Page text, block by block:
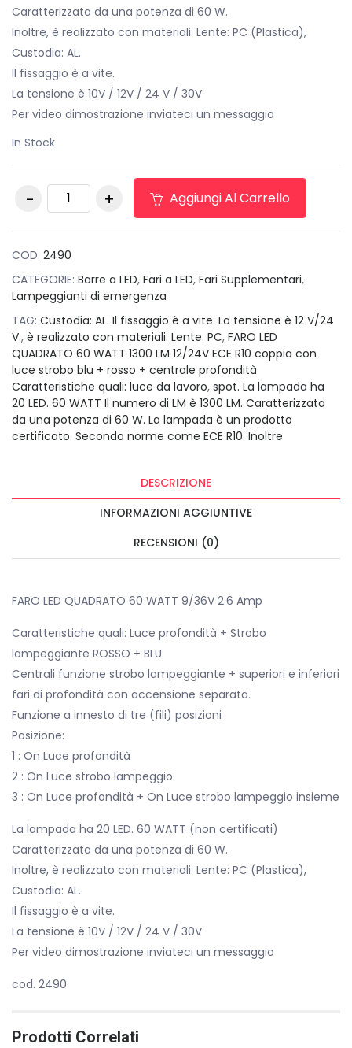
Caratterizzata da una potenza di 60 W.
Inoltre, è realizzato con materiali: Lente: PC (Plastica),
Custodia: AL.
Il fissaggio è a vite.
La tensione è 10V / 12V / 24 V / 30V
Per video dimostrazione inviateci un messaggio
In Stock
Faro barra
supplementare 60
Aggiungi Al Carrello
COD: 2490
CATEGORIE: Barre a LED, Fari a LED, Fari Supplementari,
Lampeggianti di emergenza
TAG: Custodia: AL. Il fissaggio è a vite. La tensione è 12 V/24
V., è realizzato con materiali: Lente: PC, FARO LED
QUADRATO 60 WATT 1300 LM 12/24V ECE R10 coppia con
luce strobo blu + rosso + centrale profondità
Caratteristiche quali: luce da lavoro, spot. La lampada ha
20 LED. 60 WATT Il numero di LM è 1300 LM. Caratterizzata
da una potenza di 60 W. La lampada è un prodotto
certificato. Secondo norme come ECE R10. Inoltre
DESCRIZIONE
INFORMAZIONI AGGIUNTIVE
RECENSIONI (0)
FARO LED QUADRATO 60 WATT 9/36V 2.6 Amp
Caratteristiche quali: Luce profondità + Strobo
lampeggiante ROSSO + BLU
Centrali funzione strobo lampeggiante + superiori e inferiori
fari di profondità con accensione separata.
Funzione a innesto di tre (fili) posizioni
Posizione:
1 : On Luce profondità
2 : On Luce strobo lampeggio
3 : On Luce profondità + On Luce strobo lampeggio insieme
La lampada ha 20 LED. 60 WATT (non certificati)
Caratterizzata da una potenza di 60 W.
Inoltre, è realizzato con materiali: Lente: PC (Plastica),
Custodia: AL.
Il fissaggio è a vite.
La tensione è 10V / 12V / 24 V / 30V
Per video dimostrazione inviateci un messaggio
cod. 2490
Prodotti Correlati